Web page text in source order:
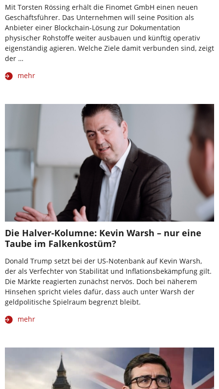
Mit Torsten Rössing erhält die Finomet GmbH einen neuen
Geschäftsführer. Das Unternehmen will seine Position als
Anbieter einer Blockchain-Lösung zur Dokumentation
physischer Rohstoffe weiter ausbauen und künftig operativ
eigenständig agieren. Welche Ziele damit verbunden sind, zeigt
der …
mehr
Die Halver-Kolumne: Kevin Warsh – nur eine
Taube im Falkenkostüm?
Donald Trump setzt bei der US-Notenbank auf Kevin Warsh,
der als Verfechter von Stabilität und Inflationsbekämpfung gilt.
Die Märkte reagierten zunächst nervös. Doch bei näherem
Hinsehen spricht vieles dafür, dass auch unter Warsh der
geldpolitische Spielraum begrenzt bleibt.
mehr